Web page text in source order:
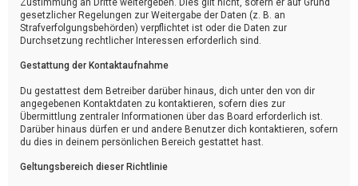
Zustimmung an Dritte weitergeben. Dies gilt nicht, sofern er auf Grund
gesetzlicher Regelungen zur Weitergabe der Daten (z. B. an
Strafverfolgungsbehörden) verpflichtet ist oder die Daten zur
Durchsetzung rechtlicher Interessen erforderlich sind.
Gestattung der Kontaktaufnahme
Du gestattest dem Betreiber darüber hinaus, dich unter den von dir
angegebenen Kontaktdaten zu kontaktieren, sofern dies zur
Übermittlung zentraler Informationen über das Board erforderlich ist.
Darüber hinaus dürfen er und andere Benutzer dich kontaktieren, sofern
du dies in deinem persönlichen Bereich gestattet hast.
Geltungsbereich dieser Richtlinie